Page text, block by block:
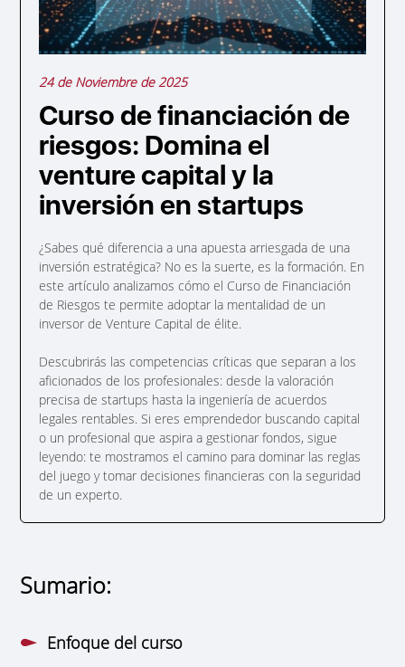
24 de Noviembre de 2025
Curso de financiación de
riesgos: Domina el
venture capital y la
inversión en startups
¿Sabes qué diferencia a una apuesta arriesgada de una
inversión estratégica? No es la suerte, es la formación. En
este artículo analizamos cómo el Curso de Financiación
de Riesgos te permite adoptar la mentalidad de un
inversor de Venture Capital de élite.
Descubrirás las competencias críticas que separan a los
aficionados de los profesionales: desde la valoración
precisa de startups hasta la ingeniería de acuerdos
legales rentables. Si eres emprendedor buscando capital
o un profesional que aspira a gestionar fondos, sigue
leyendo: te mostramos el camino para dominar las reglas
del juego y tomar decisiones financieras con la seguridad
de un experto.
Sumario:
Enfoque del curso